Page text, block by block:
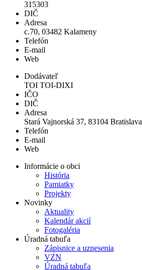
315303
DIČ
Adresa
c.70, 03482 Kalameny
Telefón
E-mail
Web
Dodávateľ
TOI TOI-DIXI
IČO
DIČ
Adresa
Stará Vajnorská 37, 83104 Bratislava
Telefón
E-mail
Web
Informácie o obci
História
Pamiatky
Projekty
Novinky
Aktuality
Kalendár akcií
Fotogaléria
Úradná tabuľa
Zápisnice a uznesenia
VZN
Úradná tabuľa